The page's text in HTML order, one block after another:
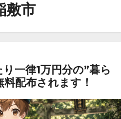
敷市
り一律1万円分の”暮ら
配布されます！